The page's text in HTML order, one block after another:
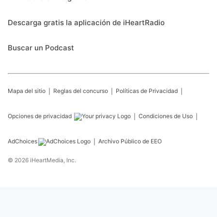
Descarga gratis la aplicación de iHeartRadio
Buscar un Podcast
Mapa del sitio Reglas del concurso Políticas de Privacidad
Opciones de privacidad Condiciones de Uso
AdChoices Archivo Público de EEO
© 2026 iHeartMedia, Inc.